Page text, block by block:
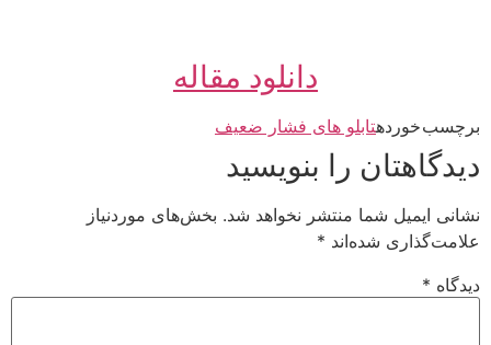
دانلود مقاله
برچسب خوردهتابلو های فشار ضعیف
دیدگاهتان را بنویسید
نشانی ایمیل شما منتشر نخواهد شد. بخش‌های موردنیاز
علامت‌گذاری شده‌اند *
دیدگاه *